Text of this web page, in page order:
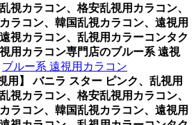
視カラコン、格安乱視用カラコン、
ラコン、韓国乱視カラコン、遠視用
視カラコン、乱視用カラーコンタク
用カラコン専門店のブルー系 遠視
ブルー系 遠視用カラコン
用】 バニラ スター ピンク、乱視用
視カラコン、格安乱視用カラコン、
ラコン、韓国乱視カラコン、遠視用